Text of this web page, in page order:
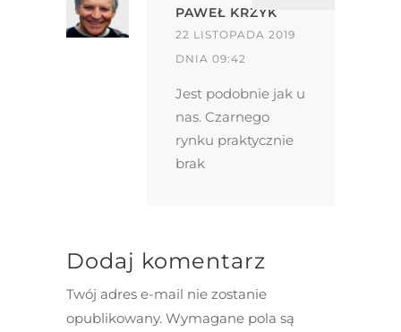
PAWEŁ KRZYK
22 LISTOPADA 2019
DNIA 09:42
Jest podobnie jak u
nas. Czarnego
rynku praktycznie
brak
Dodaj komentarz
Twój adres e-mail nie zostanie
opublikowany. Wymagane pola są